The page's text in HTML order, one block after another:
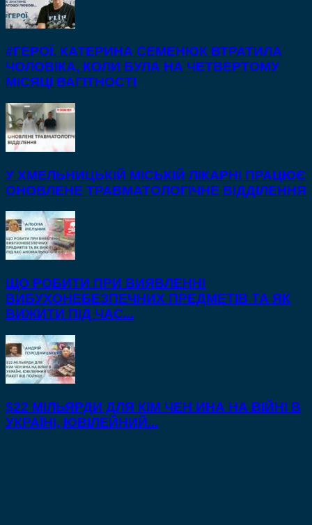
#ГЕРОЇ. КАТЕРИНА СЕМЕНЮК ВТРАТИЛА
ЧОЛОВІКА, КОЛИ БУЛА НА ЧЕТВЕРТОМУ
МІСЯЦІ ВАГІТНОСТІ
У ХМЕЛЬНИЦЬКІЙ МІСЬКІЙ ЛІКАРНІ ПРАЦЮЄ
ОНОВЛЕНЕ ТРАВМАТОЛОГІЧНЕ ВІДДІЛЕННЯ
ЩО РОБИТИ ПРИ ВИЯВЛЕННІ
ВИБУХОНЕБЕЗПЕЧНИХ ПРЕДМЕТІВ ТА ЯК
ВИЖИТИ ПІД ЧАС...
$22 МІЛЬЯРДИ ДЛЯ КІМ ЧЕН ИНА НА ВІЙНІ В
УКРАЇНІ, ЮВІЛЕЙНИЙ...